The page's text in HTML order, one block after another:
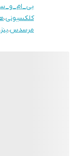
کلکسیونی،
مرسدس،بنز